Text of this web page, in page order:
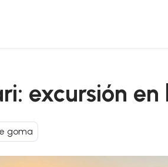
al atardecer con aperitivo
excursión
goma